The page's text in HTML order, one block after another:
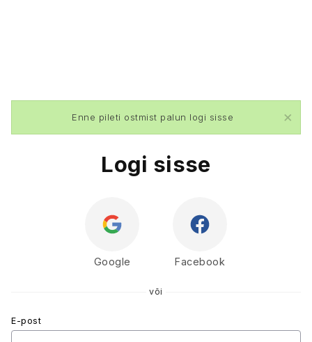
Enne pileti ostmist palun logi sisse ×
Logi sisse
Google Facebook
või
E-post